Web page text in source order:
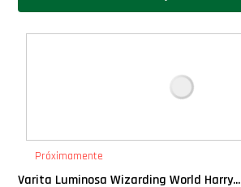
Próximamente
Varita Luminosa Wizarding World Harry...